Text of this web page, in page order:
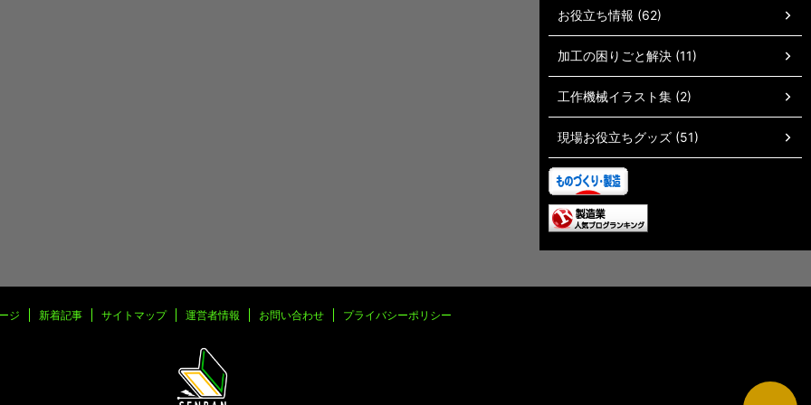
お役立ち情報 (62)
加工の困りごと解決 (11)
工作機械イラスト集 (2)
現場お役立ちグッズ (51)
ジ 新着記事 サイトマップ 運営者情報 お問い合わせ プライバシーポリシー